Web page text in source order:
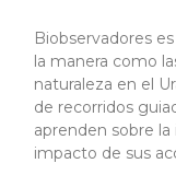
Biobservadores
la manera como
naturaleza en el
de recorridos
aprenden sobre
impacto de sus